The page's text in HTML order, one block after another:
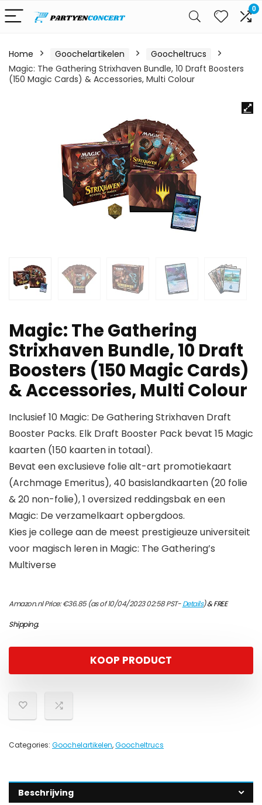
0
Home Goochelartikelen
Goocheltrucs
Magic: The Gathering Strixhaven Bundle, 10 Draft Boosters
(150 Magic Cards) & Accessories, Multi Colour
Magic: The Gathering
Strixhaven Bundle, 10 Draft
Boosters (150 Magic Cards)
& Accessories, Multi Colour
Inclusief 10 Magic: De Gathering Strixhaven Draft
Booster Packs. Elk Draft Booster Pack bevat 15 Magic
kaarten (150 kaarten in totaal).
Bevat een exclusieve folie alt-art promotiekaart
(Archmage Emeritus), 40 basislandkaarten (20 folie
& 20 non-folie), 1 oversized reddingsbak en een
Magic: De verzamelkaart opbergdoos.
Kies je college aan de meest prestigieuze universiteit
voor magisch leren in Magic: The Gathering’s
Multiverse
Amazon.nl Price:€36.85(as of 10/04/2023 02:58 PST-Details)&FREE
Shipping.
KOOP PRODUCT
Categories: Goochelartikelen,Goocheltrucs
Beschrijving